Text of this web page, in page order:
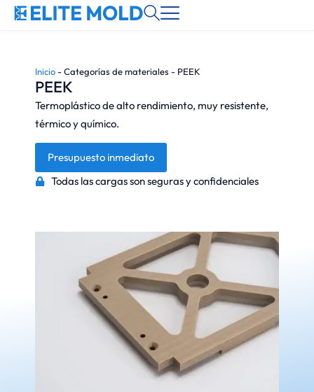
Inicio-Categorías de materiales - PEEK
PEEK
Termoplástico de alto rendimiento, muy resistente,
térmico y químico.
Presupuesto inmediato
Todas las cargas son seguras y confidenciales